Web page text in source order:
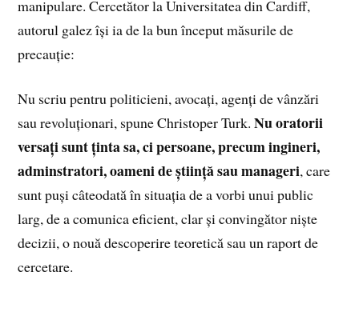
manipulare. Cercetător la Universitatea din Cardiff,
autorul galez își ia de la bun început măsurile de
precauție:
Nu scriu pentru politicieni, avocați, agenți de vânzări
sau revoluționari, spune Christoper Turk.Nu oratorii
versați sunt ținta sa, ci persoane, precum ingineri,
adminstratori, oameni de știință sau manageri, care
sunt puși câteodată în situația de a vorbi unui public
larg, de a comunica eficient, clar și convingător niște
decizii, o nouă descoperire teoretică sau un raport de
cercetare.